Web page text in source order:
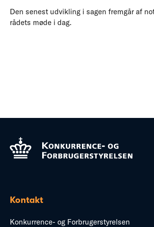
Den senest udvikling i sagen fremgår af
rådets møde i dag.
Kontakt
Konkurrence- og Forbrugerstyrelsen